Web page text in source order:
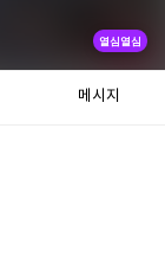
열심열심
메시지